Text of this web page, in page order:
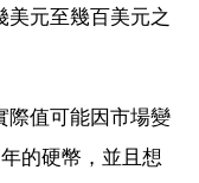
美元至幾百美元之
際值可能因市場變
的硬幣，並且想